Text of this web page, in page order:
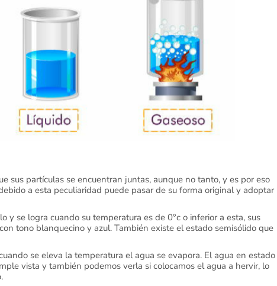
sus partículas se encuentran juntas, aunque no tanto, y es por eso
a esta peculiaridad puede pasar de su forma original y adoptar
y se logra cuando su temperatura es de 0°c o inferior a esta, sus
tono blanquecino y azul. También existe el estado semisólido que
se eleva la temperatura el agua se evapora. El agua en estado
vista y también podemos verla si colocamos el agua a hervir, lo